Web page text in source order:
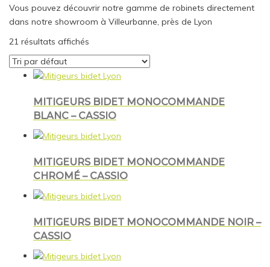
Vous pouvez découvrir notre gamme de robinets directement
dans notre showroom à Villeurbanne, près de Lyon
21 résultats affichés
MITIGEURS BIDET MONOCOMMANDE
BLANC – CASSIO
MITIGEURS BIDET MONOCOMMANDE
CHROMÉ – CASSIO
MITIGEURS BIDET MONOCOMMANDE NOIR –
CASSIO